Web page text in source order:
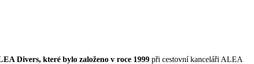
Divers, které bylo založeno v roce 1999 při cestovní kanceláři ALEA